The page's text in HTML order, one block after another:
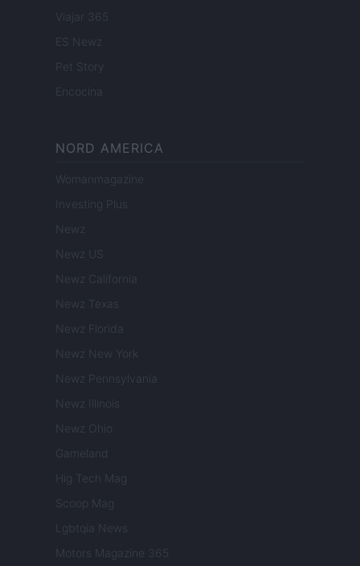
Viajar 365
ES Newz
Pet Story
Encocina
NORD AMERICA
Womanmagazine
Investing Plus
Newz
Newz US
Newz California
Newz Texas
Newz Florida
Newz New York
Newz Pennsylvania
Newz Illinois
Newz Ohio
Gameland
Hig Tech Mag
Scoop Mag
Lgbtqia News
Motors Magazine 365